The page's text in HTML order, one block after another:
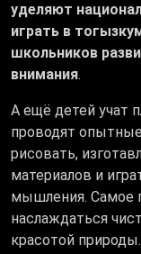
уделяют
играть в
школьников
внимания.
А ещё детей учат
проводят
рисовать,
материалов и
мышления. Самое
наслаждаться
красотой природы.